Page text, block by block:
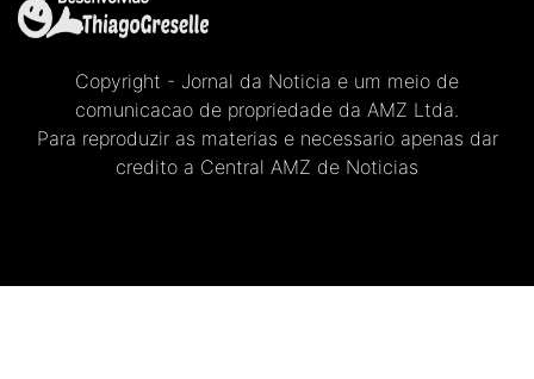
Copyright - Jornal da Noticia e um meio de
comunicacao de propriedade da AMZ Ltda.
Para reproduzir as materias e necessario apenas dar
credito a Central AMZ de Noticias